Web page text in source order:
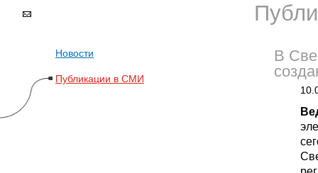
Новости
Публикации в СМИ
В